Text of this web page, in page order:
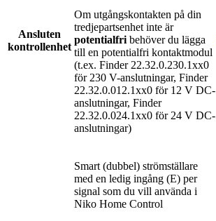
Ansluten
kontrollenhet
Om utgångskontakten på din
tredjepartsenhet inte är
potentialfri behöver du lägga
till en potentialfri kontaktmodul
(t.ex. Finder 22.32.0.230.1xx0
för 230 V-anslutningar, Finder
22.32.0.012.1xx0 för 12 V DC-
anslutningar, Finder
22.32.0.024.1xx0 för 24 V DC-
anslutningar)
Smart (dubbel) strömställare
med en ledig ingång (E) per
signal som du vill använda i
Niko Home Control